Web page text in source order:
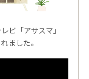
ビ「アサスマ」
ました。